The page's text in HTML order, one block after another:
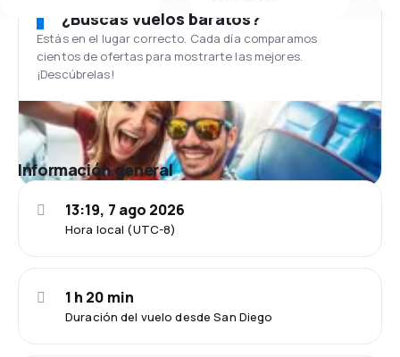
¿Buscas vuelos baratos?
Estás en el lugar correcto. Cada día comparamos
cientos de ofertas para mostrarte las mejores.
¡Descúbrelas!
Información general
Hora local (UTC-8)
13:19, 7 ago 2026
Duración del vuelo desde San Diego
1 h 20 min